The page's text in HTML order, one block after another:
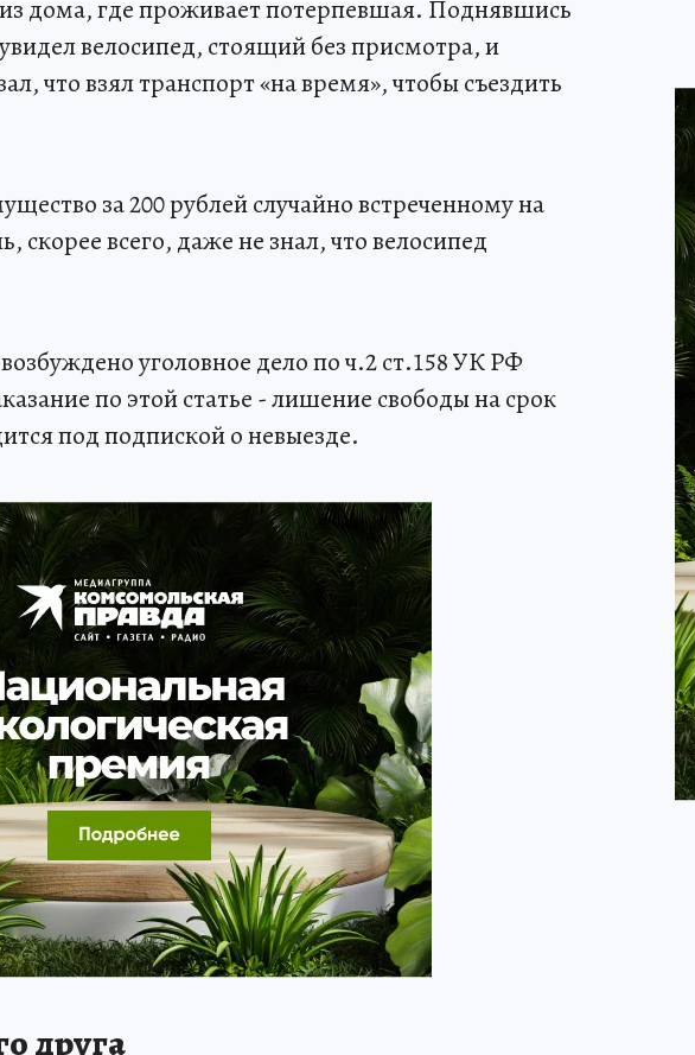
дома, где проживает потерпевшая. Поднявшись
велосипед, стоящий без присмотра, и
что взял транспорт «на время», чтобы съездить
за 200 рублей случайно встреченному на
скорее всего, даже не знал, что велосипед
уголовное дело по ч.2 ст.158 УК РФ
по этой статье - лишение свободы на срок
под подпиской о невыезде.
друга